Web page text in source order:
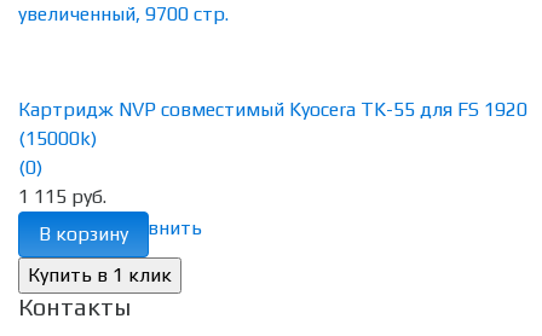
избранное сравнить
Картридж NVP совместимый Kyocera TK-55 для FS 1920
(15000k)
(0)
1 115 руб.
В корзину
Контакты